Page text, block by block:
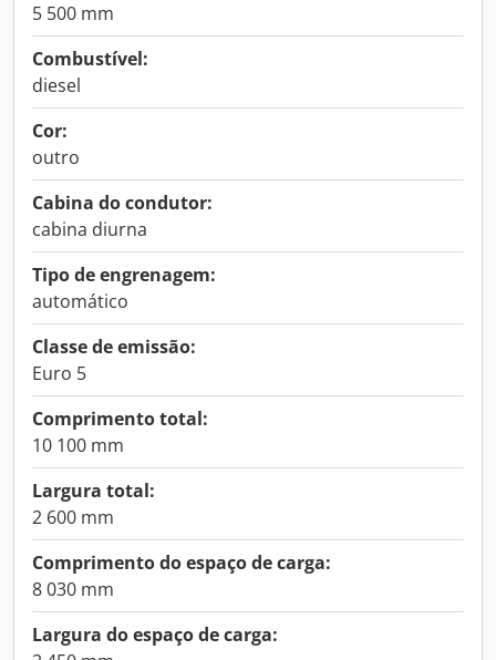
5 500 mm
Combustível:
diesel
Cor:
outro
Cabina do condutor:
cabina diurna
Tipo de engrenagem:
automático
Classe de emissão:
Euro 5
Comprimento total:
10 100 mm
Largura total:
2 600 mm
Comprimento do espaço de carga:
8 030 mm
Largura do espaço de carga: